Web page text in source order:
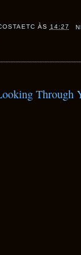
ÀS 14:27
Through